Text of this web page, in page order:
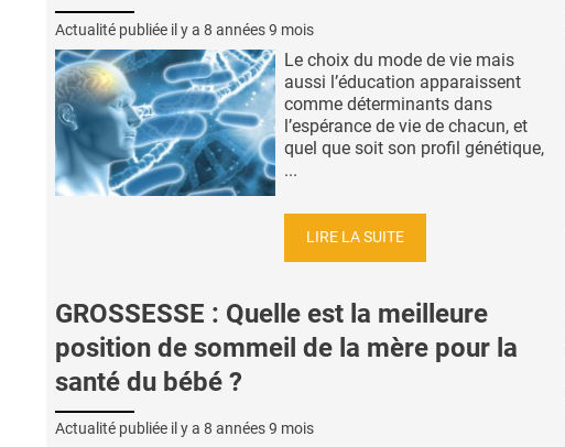
Actualité publiée il y a 8 années 9 mois
Le choix du mode de vie mais
aussi l’éducation apparaissent
comme déterminants dans
l’espérance de vie de chacun, et
quel que soit son profil génétique,
...
LIRE LA SUITE
GROSSESSE : Quelle est la meilleure
position de sommeil de la mère pour la
santé du bébé ?
Actualité publiée il y a 8 années 9 mois